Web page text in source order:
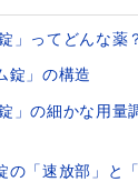
」ってどんな薬
錠」の構造
」の細かな用量
の「速放部」と